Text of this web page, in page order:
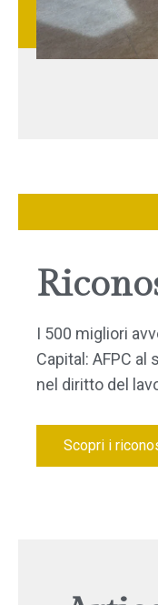
I 500 migliori
Capital: AFPC
nel diritto del
Scopri i